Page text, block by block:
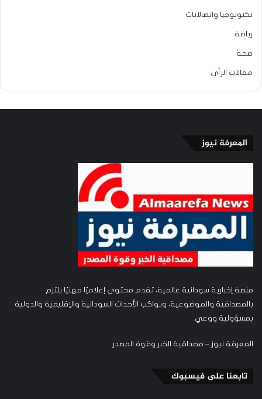
تكنولوجيا واتصالاتات
رياضة
صحة
مقالات الرأي
المعرفة نيوز
منصة إخبارية سودانية عالمية، تقدم محتوى إعلاميًا مهنيًا يلتزم
بالمصداقية والموضوعية، ويواكب الأحداث السودانية والإقليمية والدولية
بمسؤولية ووعي.
المعرفة نيوز – مصداقية الخبر وقوة المصدر
تابعنا على فيسبوك